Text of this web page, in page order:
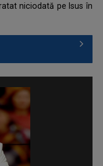
niciodată pe Isus în